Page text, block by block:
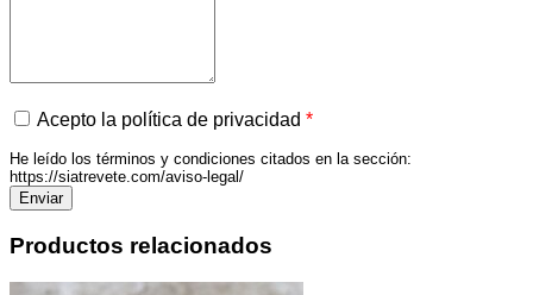
Acepto la política de privacidad *
He leído los términos y condiciones citados en la sección:
https://siatrevete.com/aviso-legal/
Productos relacionados